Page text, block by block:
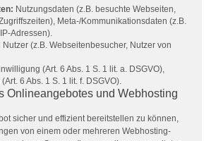
Nutzungsdaten (z.B. besuchte Webseiten,
Meta-/Kommunikationsdaten (z.B.
Adressen).
Nutzer (z.B. Webseitenbesucher, Nutzer von
(Art. 6 Abs. 1 S. 1 lit. a. DSGVO),
6 Abs. 1 S. 1 lit. f. DSGVO).
Onlineangebotes und Webhosting
sicher und effizient bereitstellen zu können,
von einem oder mehreren Webhosting-